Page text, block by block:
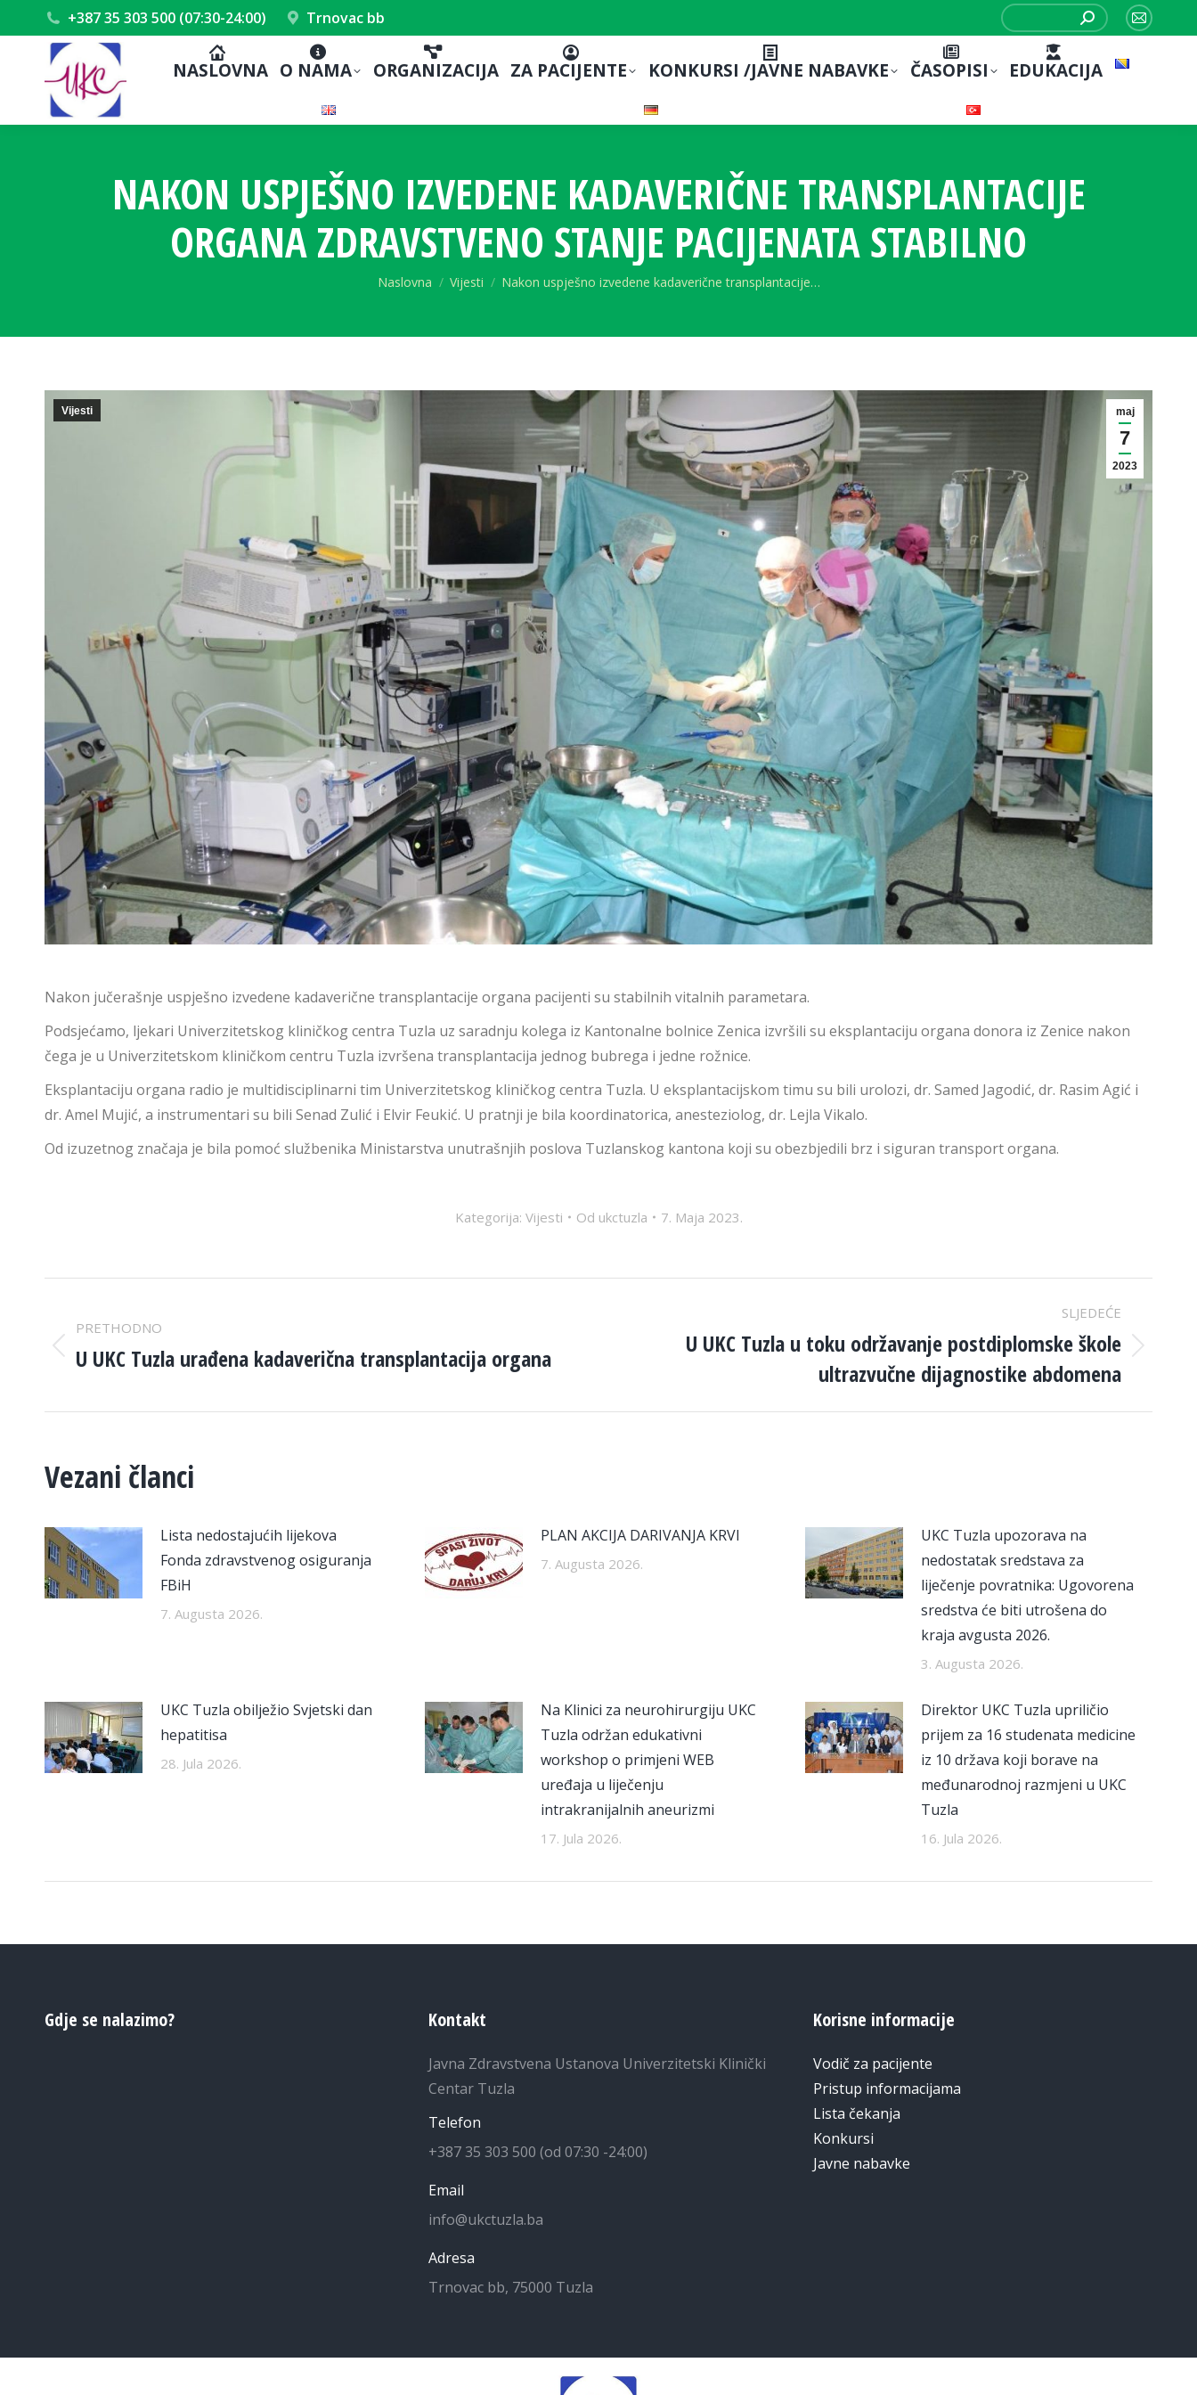
+387 35 303 500 (07:30-24:00) Trnovac bb
Search:
Mail
NASLOVNA O NAMA ORGANIZACIJA ZA PACIJENTE KONKURSI /JAVNE NABAVKE ČASOPISI EDUKACIJA
NAKON USPJEŠNO IZVEDENE KADAVERIČNE TRANSPLANTACIJE
ORGANA ZDRAVSTVENO STANJE PACIJENATA STABILNO
You are here:
Naslovna Vijesti Nakon uspješno izvedene kadaverične transplantacije…
maj
7
2023
Vijesti
Nakon jučerašnje uspješno izvedene kadaverične transplantacije organa pacijenti su stabilnih vitalnih parametara.
Podsjećamo, ljekari Univerzitetskog kliničkog centra Tuzla uz saradnju kolega iz Kantonalne bolnice Zenica izvršili su eksplantaciju organa donora iz Zenice nakon
čega je u Univerzitetskom kliničkom centru Tuzla izvršena transplantacija jednog bubrega i jedne rožnice.
Eksplantaciju organa radio je multidisciplinarni tim Univerzitetskog kliničkog centra Tuzla. U eksplantacijskom timu su bili urolozi, dr. Samed Jagodić, dr. Rasim Agić i
dr. Amel Mujić, a instrumentari su bili Senad Zulić i Elvir Feukić. U pratnji je bila koordinatorica, anesteziolog, dr. Lejla Vikalo.
Od izuzetnog značaja je bila pomoć službenika Ministarstva unutrašnjih poslova Tuzlanskog kantona koji su obezbjedili brz i siguran transport organa. ​
Kategorija: Vijesti Od ukctuzla 7. Maja 2023.
NAVIGATION
PRETHODNO
Previous
U UKC Tuzla urađena kadaverična transplantacija organa
SLJEDEĆE
U UKC Tuzla u toku održavanje postdiplomske škole
ultrazvučne dijagnostike abdomena
Vezani članci
Lista nedostajućih lijekova
Fonda zdravstvenog osiguranja
FBiH
7. Augusta 2026.
PLAN AKCIJA DARIVANJA KRVI
7. Augusta 2026.
UKC Tuzla upozorava na
nedostatak sredstava za
liječenje povratnika: Ugovorena
sredstva će biti utrošena do
kraja avgusta 2026.
3. Augusta 2026.
UKC Tuzla obilježio Svjetski dan
hepatitisa
28. Jula 2026.
Na Klinici za neurohirurgiju UKC
Tuzla održan edukativni
workshop o primjeni WEB
uređaja u liječenju
intrakranijalnih aneurizmi
17. Jula 2026.
Direktor UKC Tuzla upriličio
prijem za 16 studenata medicine
iz 10 država koji borave na
međunarodnoj razmjeni u UKC
Tuzla
16. Jula 2026.
Gdje se nalazimo? Kontakt
Javna Zdravstvena Ustanova Univerzitetski Klinički
Centar Tuzla
Telefon
+387 35 303 500 (od 07:30 -24:00)
Email
info@ukctuzla.ba
Adresa
Trnovac bb, 75000 Tuzla
Korisne informacije
Vodič za pacijente
Pristup informacijama
Lista čekanja
Konkursi
Javne nabavke